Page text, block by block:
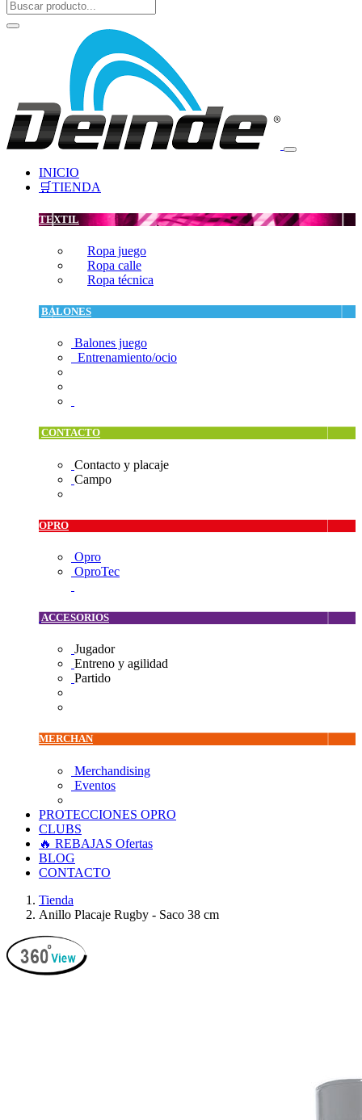
INICIO
🛒TIENDA
TEXTIL
Ropa juego
Ropa calle
Ropa técnica
BALONES
Balones juego
Entrenamiento/ocio
CONTACTO
Contacto y placaje
Campo
OPRO
Opro
OproTec
ACCESORIOS
Jugador
Entreno y agilidad
Partido
MERCHAN
Merchandising
Eventos
PROTECCIONES OPRO
CLUBS
🔥 REBAJAS Ofertas
BLOG
CONTACTO
Tienda
Anillo Placaje Rugby - Saco 38 cm